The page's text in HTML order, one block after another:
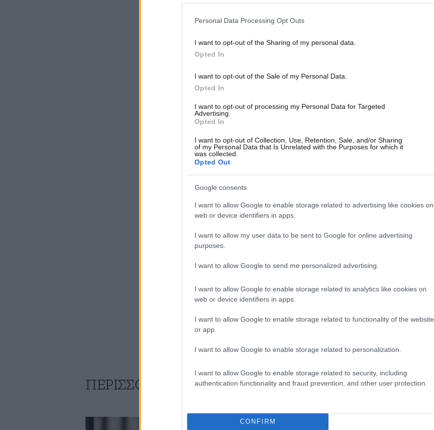
Personal Data Processing Opt Outs
I want to opt-out of the Sharing of my personal data.
Opted In
I want to opt-out of the Sale of my Personal Data.
Opted In
I want to opt-out of processing my Personal Data for Targeted
Advertising.
Opted In
I want to opt-out of Collection, Use, Retention, Sale, and/or Sharing
of my Personal Data that Is Unrelated with the Purposes for which it
was collected.
Opted Out
Google consents
I want to allow Google to enable storage related to advertising like cookies on
web or device identifiers in apps.
I want to allow my user data to be sent to Google for online advertising
purposes.
I want to allow Google to send me personalized advertising.
I want to allow Google to enable storage related to analytics like cookies on
web or device identifiers in apps.
I want to allow Google to enable storage related to functionality of the website
or app.
I want to allow Google to enable storage related to personalization.
I want to allow Google to enable storage related to security, including
authentication functionality and fraud prevention, and other user protection.
CONFIRM
ΠΕΡΙΣΣΟΤΕΡΑ ΑΠΟ ΤΟΝ ΚΟΣΜΟ ΟΛΑ ΤΑ ΑΡΘΡΑ